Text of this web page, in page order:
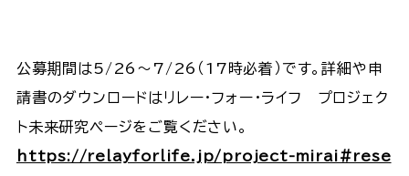
公募期間は5/26～7/26（17時必着）です。詳細や申
請書のダウンロードはリレー・フォー・ライフ プロジェク
ト未来研究ページをご覧ください。
https://relayforlife.jp/project-mirai#rese